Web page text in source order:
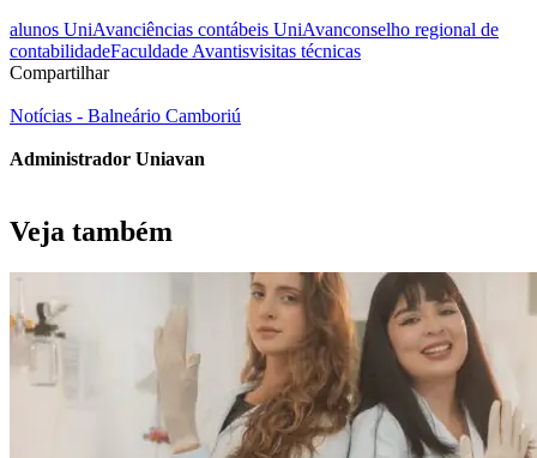
alunos UniAvanciências contábeis UniAvanconselho regional de
contabilidadeFaculdade Avantisvisitas técnicas
Compartilhar
Notícias - Balneário Camboriú
Administrador Uniavan
Veja também